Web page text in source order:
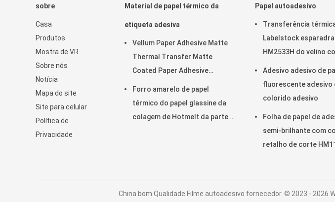
sobre
Casa
Produtos
Mostra de VR
Sobre nós
Notícia
Mapa do site
Site para celular
Política de
Privacidade
Material de papel térmico da
etiqueta adesiva
Vellum Paper Adhesive Matte
Thermal Transfer Matte
Coated Paper Adhesive
Labelstock em rolo
Forro amarelo de papel
térmico do papel glassine da
colagem de Hotmelt da parte
Papel autoadesivo
Transferência
Labelstock
HM2533H do velino
forro amarelo do papel
glassine da colagem
hotmelt
Adesivo adesivo de
fluorescente adesivo
colorido adesivo
Folha de papel de
semi-brilhante com
retalho de corte
China bom Qualidade Filme autoadesivo fornecedor. © 2023 - 2026